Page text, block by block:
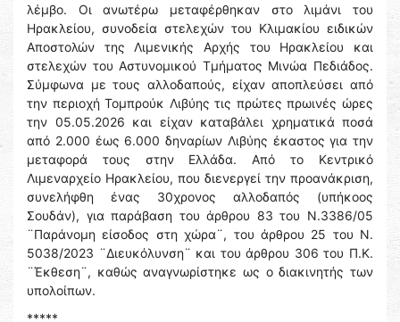
λέμβο. Οι ανωτέρω μεταφέρθηκαν στο λιμάνι του
Ηρακλείου, συνοδεία στελεχών του Κλιμακίου ειδικών
Αποστολών της Λιμενικής Αρχής του Ηρακλείου και
στελεχών του Αστυνομικού Τμήματος Μινώα Πεδιάδος.
Σύμφωνα με τους αλλοδαπούς, είχαν αποπλεύσει από
την περιοχή Τομπρούκ Λιβύης τις πρώτες πρωινές ώρες
την 05.05.2026 και είχαν καταβάλει χρηματικά ποσά
από 2.000 έως 6.000 δηναρίων Λιβύης έκαστος για την
μεταφορά τους στην Ελλάδα. Από το Κεντρικό
Λιμεναρχείο Ηρακλείου, που διενεργεί την προανάκριση,
συνελήφθη ένας 30χρονος αλλοδαπός (υπήκοος
Σουδάν), για παράβαση του άρθρου 83 του Ν.3386/05
¨Παράνομη είσοδος στη χώρα¨, του άρθρου 25 του Ν.
5038/2023 ¨Διευκόλυνση¨ και του άρθρου 306 του Π.Κ.
¨Έκθεση¨, καθώς αναγνωρίστηκε ως ο διακινητής των
υπολοίπων.
*****